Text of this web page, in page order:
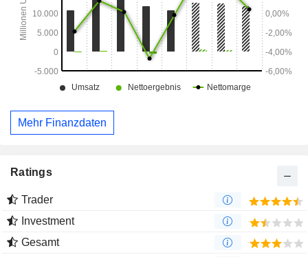
Mehr Finanzdaten
Ratings
Trader
Investment
Gesamt